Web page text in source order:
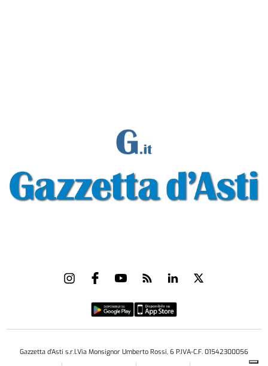
Gazzetta d'Asti s.r.l.Via Monsignor Umberto Rossi, 6 P.IVA-C.F. 01542300056